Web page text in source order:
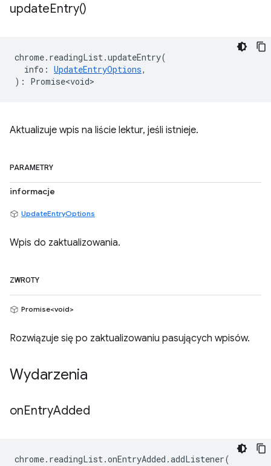
updateEntry()
chrome. readingList .updateEntry(
info : UpdateEntryOptions,
) : Promise<void>
Aktualizuje wpis na liście lektur, jeśli istnieje.
PARAMETRY
informacje
UpdateEntryOptions
Wpis do zaktualizowania.
ZWROTY
Promise<void>
Rozwiązuje się po zaktualizowaniu pasujących wpisów.
Wydarzenia
onEntryAdded
chrome. readingList .onEntryAdded .addListener(